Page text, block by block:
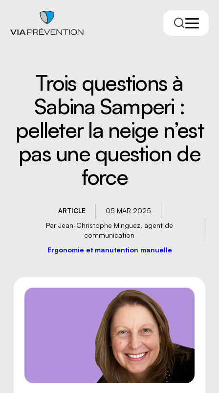
Trouver votre conseiller.ère
Trois questions à
Sabina Samperi :
pelleter la neige n’est
pas une question de
force
ARTICLE
05 MAR 2025
Par Jean-Christophe Minguez, agent de
communication
Ergonomie et manutention manuelle